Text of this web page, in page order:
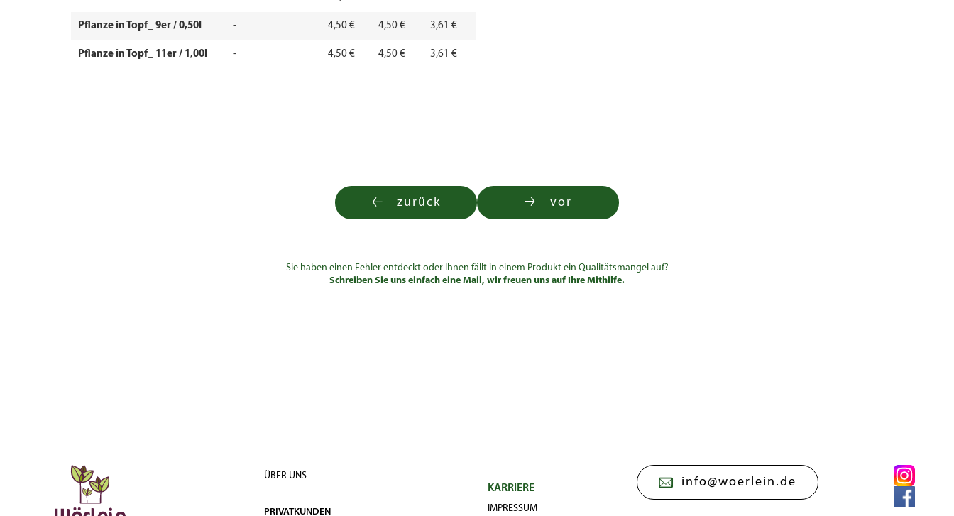
Pflanze in Topf_ 9er / 0,50l - 4,50 € 4,50 € 3,61 €
Pflanze in Topf_ 11er / 1,00l - 4,50 € 4,50 € 3,61 €
zurück vor
Sie haben einen Fehler entdeckt oder Ihnen fällt in einem Produkt ein Qualitätsmangel auf?
Schreiben Sie uns einfach eine Mail, wir freuen uns auf Ihre Mithilfe.
ÜBER UNS
PRIVATKUNDEN
KARRIERE
IMPRESSUM
info@woerlein.de